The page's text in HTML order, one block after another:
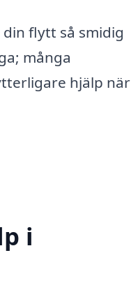
flytt så smidig
många
hjälp när
i